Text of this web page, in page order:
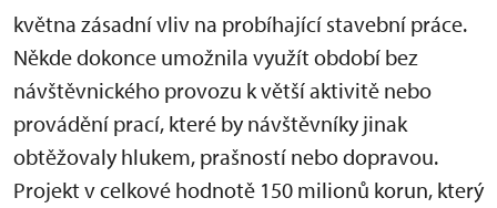
května zásadní vliv na probíhající stavební práce.
Někde dokonce umožnila využít období bez
návštěvnického provozu k větší aktivitě nebo
provádění prací, které by návštěvníky jinak
obtěžovaly hlukem, prašností nebo dopravou.
Projekt v celkové hodnotě 150 milionů korun, který